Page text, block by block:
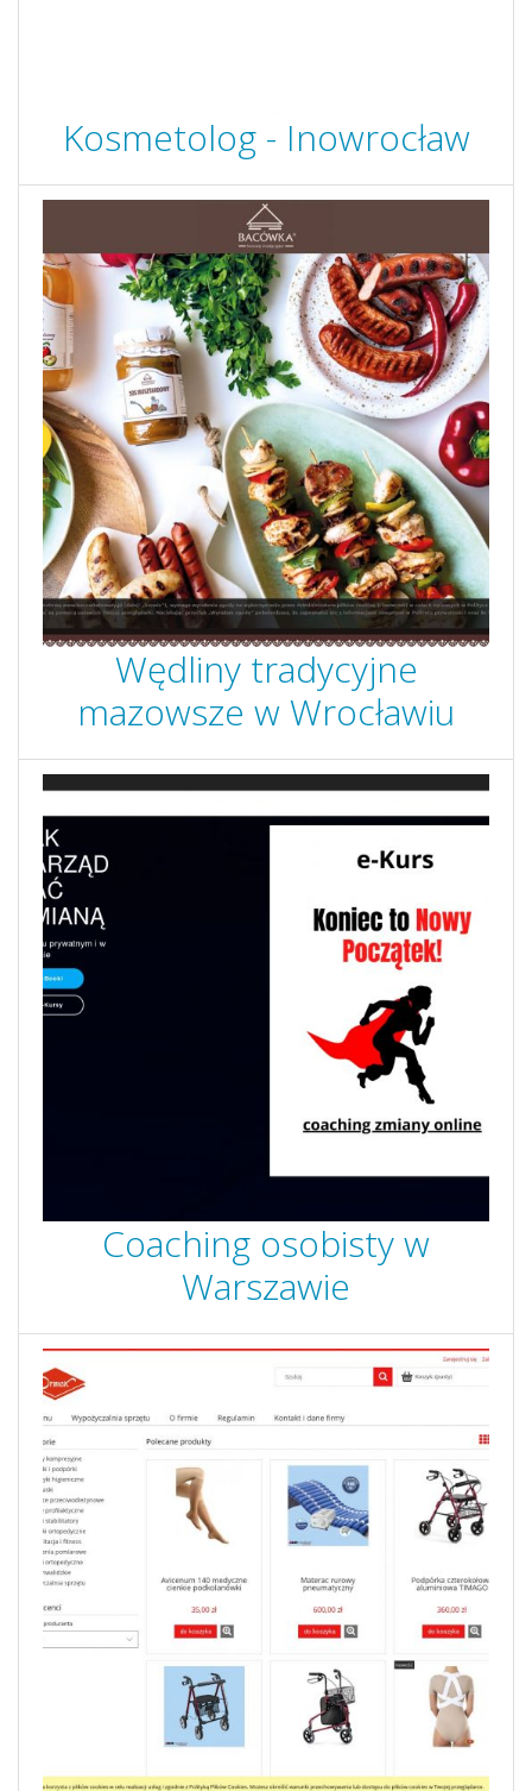
Kosmetolog - Inowrocław
Wędliny tradycyjne
mazowsze w Wrocławiu
Coaching osobisty w
Warszawie